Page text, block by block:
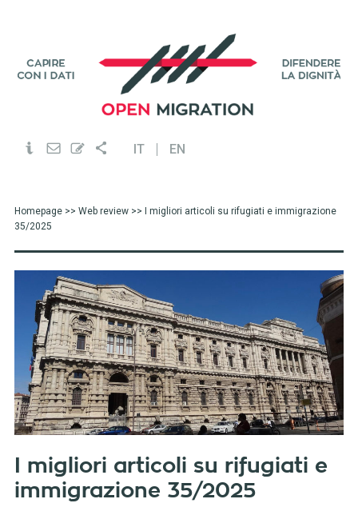
IT EN
Homepage>> Web review>> I migliori articoli su rifugiati e immigrazione
35/2025
I migliori articoli su rifugiati e
immigrazione 35/2025